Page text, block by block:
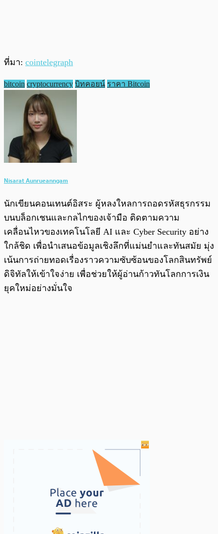
ที่มา: cointelegraph
bitcoin cryptocurrency บิทคอยน์ ราคา Bitcoin
Nisarat Aunrueanngam
นักเขียนคอนเทนต์อิสระ ผู้หลงใหลการถอดรหัสธุรกรรม
บนบล็อกเชนและกลไกของเจ้ามือ ติดตามความ
เคลื่อนไหวของเทคโนโลยี AI และ Cyber Security อย่าง
ใกล้ชิด เพื่อนำเสนอข้อมูลเชิงลึกที่แม่นยำและทันสมัย มุ่ง
เน้นการถ่ายทอดเรื่องราวความซับซ้อนของโลกสินทรัพย์
ดิจิทัลให้เข้าใจง่าย เพื่อช่วยให้ผู้อ่านก้าวทันโลกการเงิน
ยุคใหม่อย่างมั่นใจ